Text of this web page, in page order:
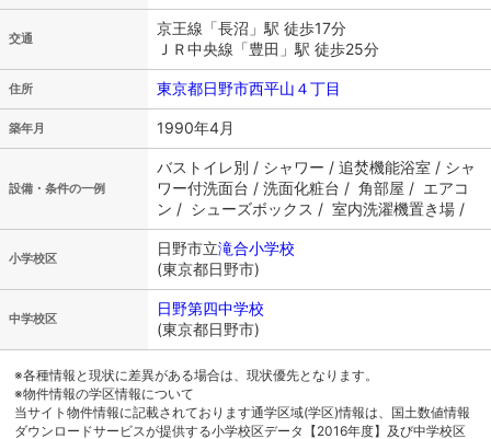
交通
京王線「長沼」駅 徒歩17分
ＪＲ中央線「豊田」駅 徒歩25分
住所 東京都日野市西平山４丁目
築年月 1990年4月
設備・条件の一例
バストイレ別 / シャワー / 追焚機能浴室 / シャ
ワー付洗面台 / 洗面化粧台 / 角部屋 / エアコ
ン / シューズボックス / 室内洗濯機置き場 /
小学校区
日野市立滝合小学校
(東京都日野市)
中学校区
日野第四中学校
(東京都日野市)
※各種情報と現状に差異がある場合は、現状優先となります。
※物件情報の学区情報について
当サイト物件情報に記載されております通学区域(学区)情報は、国土数値情報
ダウンロードサービスが提供する小学校区データ【2016年度】及び中学校区